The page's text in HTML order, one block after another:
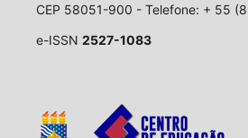
CEP 58051-900 - Telefone: + 55
e-ISSN 2527-1083